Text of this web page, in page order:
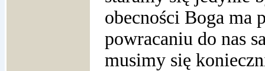
obecności Boga ma
powracaniu do nas
musimy się